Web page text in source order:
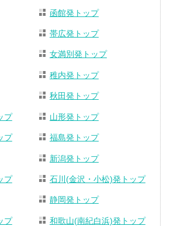
函館発トップ
帯広発トップ
女満別発トップ
稚内発トップ
秋田発トップ
プ 山形発トップ
プ 福島発トップ
新潟発トップ
プ 石川(金沢・小松)発トップ
静岡発トップ
プ 和歌山(南紀白浜)発トップ